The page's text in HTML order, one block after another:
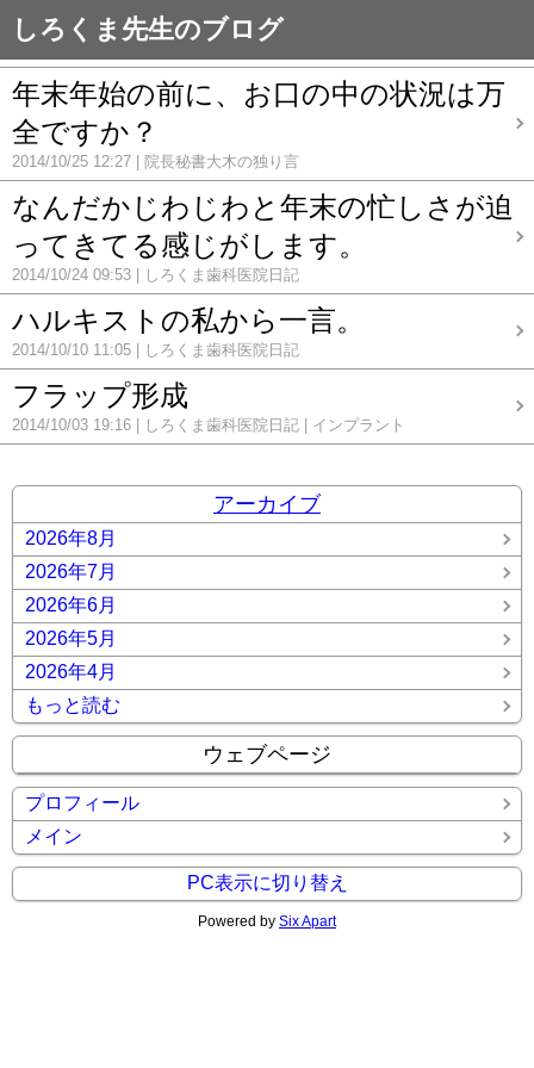
しろくま先生のブログ
年末年始の前に、お口の中の状況は万
全ですか？
2014/10/25 12:27 院長秘書大木の独り言
なんだかじわじわと年末の忙しさが迫
ってきてる感じがします。
2014/10/24 09:53 しろくま歯科医院日記
ハルキストの私から一言。
2014/10/10 11:05 しろくま歯科医院日記
フラップ形成
2014/10/03 19:16 しろくま歯科医院日記 インプラント
アーカイブ
2026年8月
2026年7月
2026年6月
2026年5月
2026年4月
もっと読む
ウェブページ
プロフィール
メイン
PC表示に切り替え
Powered by Six Apart